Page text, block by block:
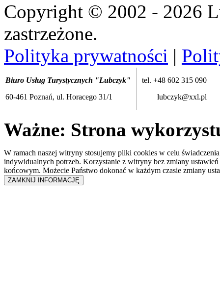
Copyright © 2002 - 2026
zastrzeżone.
Polityka prywatności |
Biuro Usług Turystycznych "Lubczyk"
60-461 Poznań, ul. Horacego 31/1
tel. +48 602 315 090
lubczyk@xxl.pl
Ważne: Strona
W ramach naszej witryny stosujemy pliki cookies w celu
indywidualnych potrzeb. Korzystanie z witryny bez zmiany ustawień
końcowym. Możecie Państwo dokonać w każdym czasie zmiany
ZAMKNIJ INFORMACJĘ